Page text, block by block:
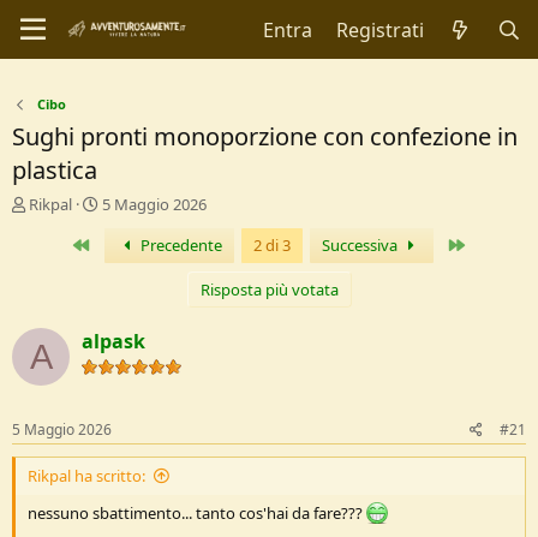
Entra Registrati
Cibo
Sughi pronti monoporzione con confezione in
plastica
C
r
e
D
s
c
u
s
s
Rikpal
D
a
I
n
i
o
5 Maggio 2026
Primo Precedente 2 di 3 Successiva
Risposta più votata
A alpask
5 Maggio 2026 #21
Rikpal ha scritto:
nessuno sbattimento... tanto cos'hai da fare???